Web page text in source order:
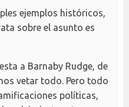
ejemplos históricos,
sobre el asunto es
a Barnaby Rudge, de
vetar todo. Pero todo
políticas,